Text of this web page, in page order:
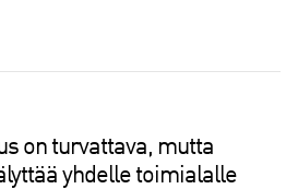
on turvattava, mutta
yhdelle toimialalle